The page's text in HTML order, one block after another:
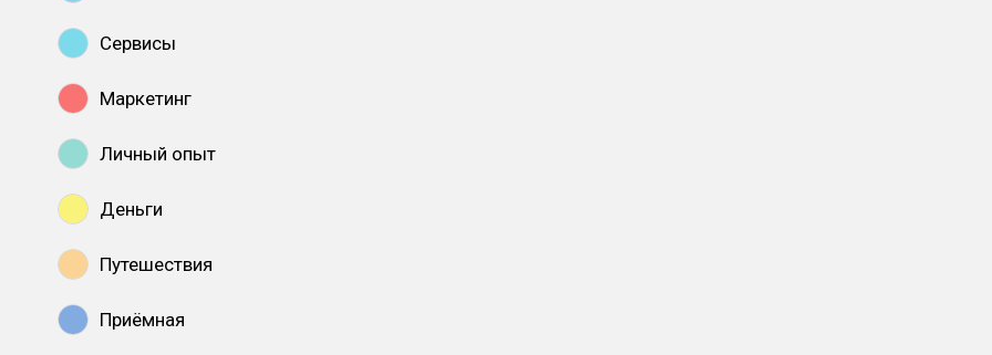
Сервисы
Маркетинг
Личный опыт
Деньги
Путешествия
Приёмная